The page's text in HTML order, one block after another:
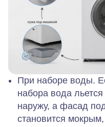
При наборе воды.
набора вода
наружу, а фасад
становится